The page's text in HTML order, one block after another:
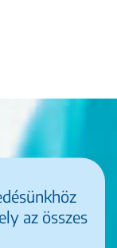
az összes